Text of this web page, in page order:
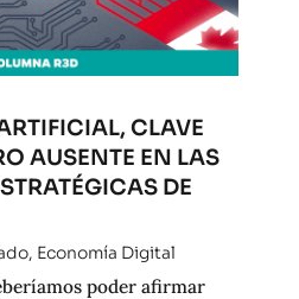
CLAVE
AUSENTE EN LAS
DE
, Economía Digital
poder afirmar